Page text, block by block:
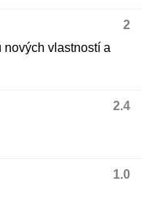
2
nových vlastností a
2.4
1.0